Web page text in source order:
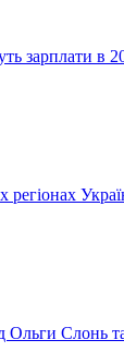
зарплати в
регіонах
Слонь